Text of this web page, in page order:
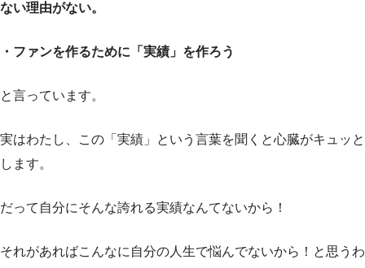
ない理由がない。
・ファンを作るために「実績」を作ろう
と言っています。
実はわたし、この「実績」という言葉を聞くと心臓がキュッと
します。
だって自分にそんな誇れる実績なんてないから！
それがあればこんなに自分の人生で悩んでないから！と思うわ